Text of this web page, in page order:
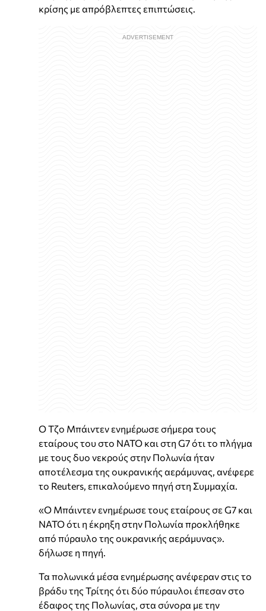
κρίσης με απρόβλεπτες επιπτώσεις.
Ο Τζο Μπάιντεν ενημέρωσε σήμερα τους
εταίρους του στο ΝΑΤΟ και στη G7 ότι το πλήγμα
με τους δυο νεκρούς στην Πολωνία ήταν
αποτέλεσμα της ουκρανικής αεράμυνας, ανέφερε
το Reuters, επικαλούμενο πηγή στη Συμμαχία.
«Ο Μπάιντεν ενημέρωσε τους εταίρους σε G7 και
ΝΑΤΟ ότι η έκρηξη στην Πολωνία προκλήθηκε
από πύραυλο της ουκρανικής αεράμυνας».
δήλωσε η πηγή.
Τα πολωνικά μέσα ενημέρωσης ανέφεραν στις το
βράδυ της Τρίτης ότι δύο πύραυλοι έπεσαν στο
έδαφος της Πολωνίας, στα σύνορα με την